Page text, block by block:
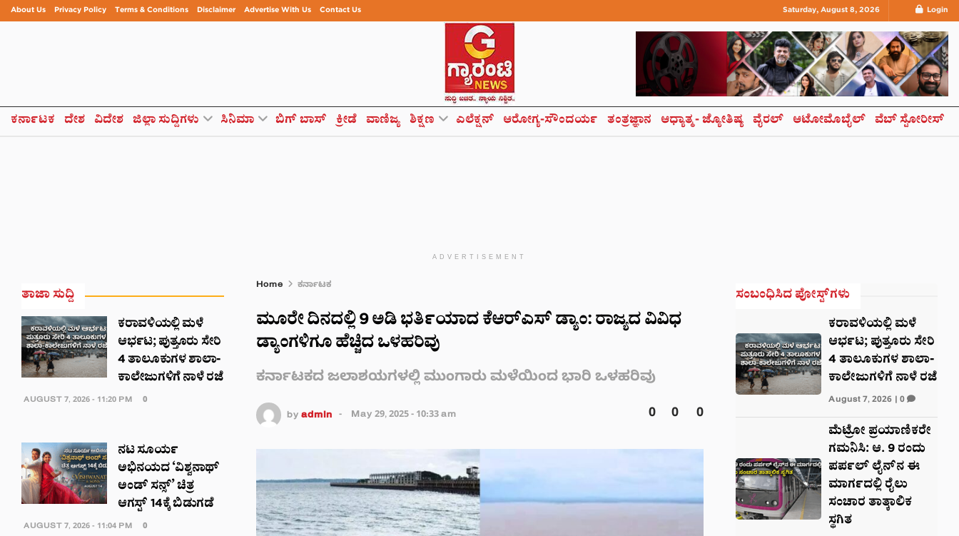
About Us Privacy Policy Terms & Conditions Disclaimer Advertise With Us Contact Us Saturday, August 8, 2026 Login
ಕರ್ನಾಟಕ ದೇಶ ವಿದೇಶ ಜಿಲ್ಲಾ ಸುದ್ದಿಗಳು ಸಿನಿಮಾ ಬಿಗ್ ಬಾಸ್ ಕ್ರೀಡೆ ವಾಣಿಜ್ಯ ಶಿಕ್ಷಣ ಎಲೆಕ್ಷನ್ ಆರೋಗ್ಯ-ಸೌಂದರ್ಯ ತಂತ್ರಜ್ಞಾನ ಆಧ್ಯಾತ್ಮ- ಜ್ಯೋತಿಷ್ಯ ವೈರಲ್ ಆಟೋಮೊಬೈಲ್ ವೆಬ್ ಸ್ಟೋರೀಸ್
ADVERTISEMENT
Home ಕರ್ನಾಟಕ
ಮೂರೇ ದಿನದಲ್ಲಿ 9 ಅಡಿ ಭರ್ತಿಯಾದ ಕೆಆರ್‌ಎಸ್ ಡ್ಯಾಂ: ರಾಜ್ಯದ ವಿವಿಧ
ಡ್ಯಾಂಗಳಿಗೂ ಹೆಚ್ಚಿದ ಒಳಹರಿವು
ಕರ್ನಾಟಕದ ಜಲಾಶಯಗಳಲ್ಲಿ ಮುಂಗಾರು ಮಳೆಯಿಂದ ಭಾರಿ ಒಳಹರಿವು
by admin May 29, 2025 - 10:33 am 0 0 0
ತಾಜಾ ಸುದ್ದಿ
ಕರಾವಳಿಯಲ್ಲಿ ಮಳೆ
ಆರ್ಭಟ; ಪುತ್ತೂರು ಸೇರಿ
4 ತಾಲೂಕುಗಳ ಶಾಲಾ-
ಕಾಲೇಜುಗಳಿಗೆ ನಾಳೆ ರಜೆ
AUGUST 7, 2026 - 11:20 PM 0
ನಟ ಸೂರ್ಯ
ಅಭಿನಯದ ‘ವಿಶ್ವನಾಥ್
ಅಂಡ್ ಸನ್ಸ್’ ಚಿತ್ರ
ಆಗಸ್ಟ್ 14ಕ್ಕೆ ಬಿಡುಗಡೆ
AUGUST 7, 2026 - 11:04 PM 0
ಸಂಬಂಧಿಸಿದ ಪೋಸ್ಟ್‌ಗಳು
ಕರಾವಳಿಯಲ್ಲಿ ಮಳೆ
ಆರ್ಭಟ; ಪುತ್ತೂರು ಸೇರಿ
4 ತಾಲೂಕುಗಳ ಶಾಲಾ-
ಕಾಲೇಜುಗಳಿಗೆ ನಾಳೆ ರಜೆ
August 7, 2026| 0
ಮೆಟ್ರೋ ಪ್ರಯಾಣಿಕರೇ
ಗಮನಿಸಿ: ಆ. 9 ರಂದು
ಪರ್ಪಲ್ ಲೈನ್‌ನ ಈ
ಮಾರ್ಗದಲ್ಲಿ ರೈಲು
ಸಂಚಾರ ತಾತ್ಕಾಲಿಕ
ಸ್ಥಗಿತ